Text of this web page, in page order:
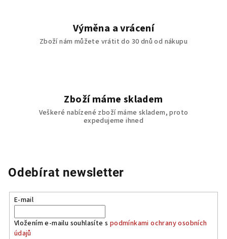
ý
p
Výměna a vrácení
Zboží nám můžete vrátit do 30 dnů od nákupu
Zboží máme skladem
Veškeré nabízené zboží máme skladem, proto
expedujeme ihned
Odebírat newsletter
E-mail
Vložením e-mailu souhlasíte s podmínkami ochrany osobních
údajů